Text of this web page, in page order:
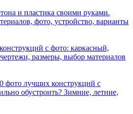
и пластика своими руками.
фото, устройство, варианты
с фото: каркасный,
размеры, выбор материалов
фото лучших конструкций с
обустроить? Зимние, летние,